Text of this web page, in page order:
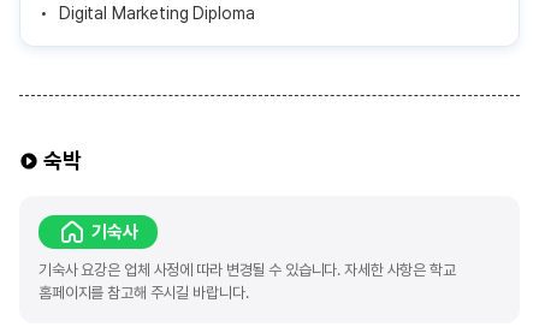
Digital Marketing Diploma
숙박
기숙사
기숙사 요강은 업체 사정에 따라 변경될 수 있습니다. 자세한 사항은 학교
홈페이지를 참고해 주시길 바랍니다.